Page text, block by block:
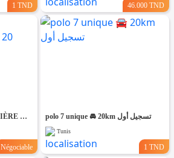
1 TND 46.000 TND
SUZUKI CELERIO PREMIÈRE MAIN km 20 MILLE -TEL98479647
Négociable
polo 7 unique 🚘 20km تسجيل أول
Tunis
1 TND